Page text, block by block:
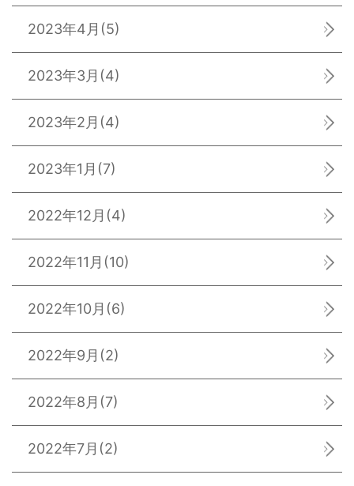
2023年4月 (5)
2023年3月 (4)
2023年2月 (4)
2023年1月 (7)
2022年12月 (4)
2022年11月 (10)
2022年10月 (6)
2022年9月 (2)
2022年8月 (7)
2022年7月 (2)